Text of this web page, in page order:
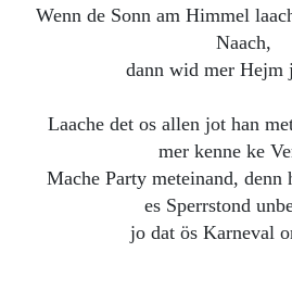
Wenn de Sonn am Himmel
Naach,
dann wid mer Hejm
Laache det os allen jot han
mer kenne ke
Mache Party meteinand, denn
es Sperrstond
jo dat ös Karneval